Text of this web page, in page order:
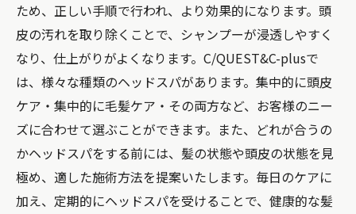
ため、正しい手順で行われ、より効果的になります。頭
皮の汚れを取り除くことで、シャンプーが浸透しやすく
なり、仕上がりがよくなります。C/QUEST&C-plusで
は、様々な種類のヘッドスパがあります。集中的に頭皮
ケア・集中的に毛髪ケア・その両方など、お客様のニー
ズに合わせて選ぶことができます。また、どれが合うの
かヘッドスパをする前には、髪の状態や頭皮の状態を見
極め、適した施術方法を提案いたします。毎日のケアに
加え、定期的にヘッドスパを受けることで、健康的な髪